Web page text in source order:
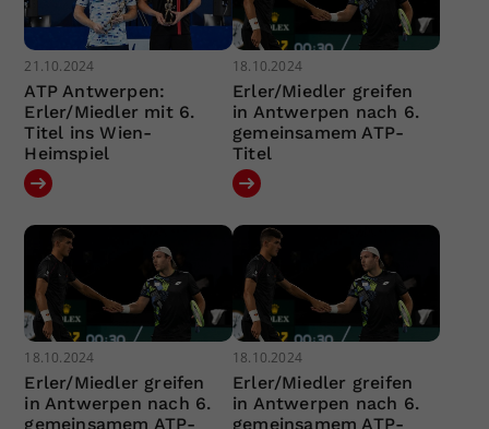
21.10.2024
ATP Antwerpen:
Erler/Miedler mit 6.
Titel ins Wien-
Heimspiel
18.10.2024
Erler/Miedler greifen
in Antwerpen nach 6.
gemeinsamem ATP-
Titel
18.10.2024
Erler/Miedler greifen
in Antwerpen nach 6.
gemeinsamem ATP-
18.10.2024
Erler/Miedler greifen
in Antwerpen nach 6.
gemeinsamem ATP-